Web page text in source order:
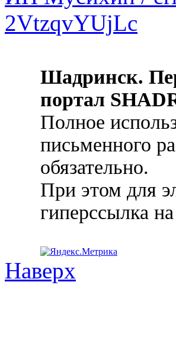
Шадринск.
портал
Полное
письменного
обязательно.
При этом для
гиперссылка
Наверх